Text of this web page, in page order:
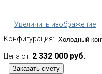
Увеличить изображение
Конфигурация:
Цена от: 2 332 000 руб.